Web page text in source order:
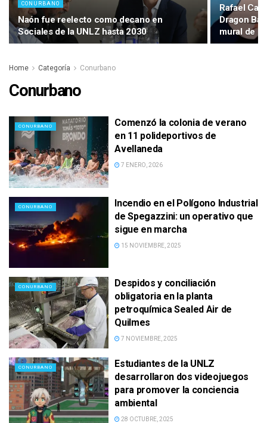
CONURBANO
Naón fue reelecto como decano en
Sociales de la UNLZ hasta 2030
Rafael
Dragon
mural de
Home Categoría Conurbano
Conurbano
CONURBANO
Comenzó la colonia de verano
en 11 polideportivos de
Avellaneda
7 ENERO, 2026
CONURBANO
Incendio en el Polígono Industrial
de Spegazzini: un operativo que
sigue en marcha
15 NOVIEMBRE, 2025
CONURBANO
Despidos y conciliación
obligatoria en la planta
petroquímica Sealed Air de
Quilmes
7 NOVIEMBRE, 2025
CONURBANO
Estudiantes de la UNLZ
desarrollaron dos videojuegos
para promover la conciencia
ambiental
28 OCTUBRE, 2025